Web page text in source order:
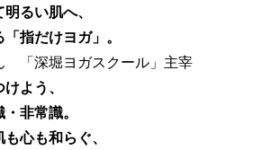
るい肌へ、
指だけヨガ」。
「深堀ヨガスクール」主宰
よう、
非常識。
心も和らぐ、